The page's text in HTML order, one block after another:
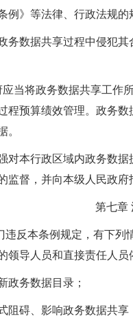
例》等法律、行政法规的
务数据共享过程中侵犯
当将政务数据共享工作
程预算绩效管理。政务
。
对本行政区域内政务数
监督，并向本级人民政府
第七章
反本条例规定，有下列
领导人员和直接责任人员
政务数据目录；
阻碍、影响政务数据共享